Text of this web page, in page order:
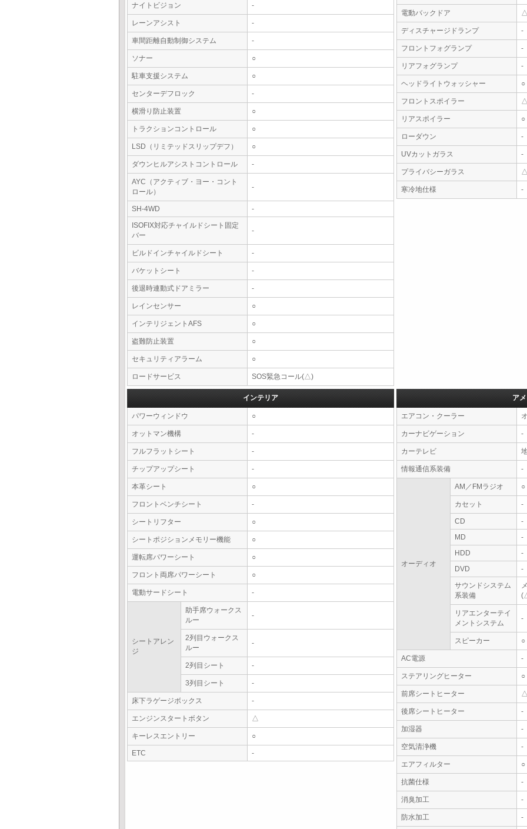
ナイトビジョン -
レーンアシスト -
車間距離自動制御システム -
ソナー ○
駐車支援システム ○
センターデフロック -
横滑り防止装置 ○
トラクションコントロール ○
LSD（リミテッドスリップデフ） ○
ダウンヒルアシストコントロール -
AYC（アクティブ・ヨー・コント
ロール）
-
SH-4WD
-
ISOFIX対応チャイルドシート固定
バー
-
ビルドインチャイルドシート -
バケットシート -
後退時連動式ドアミラー -
レインセンサー ○
インテリジェントAFS ○
盗難防止装置 ○
セキュリティアラーム ○
ロードサービス SOS緊急コール(△)
電動バックドア
ディスチャージドランプ -
フロントフォグランプ -
リアフォグランプ -
ヘッドライトウォッシャー ○
フロントスポイラー
リアスポイラー ○
ローダウン -
UVカットガラス -
プライバシーガラス
寒冷地仕様 -
インテリア
パワーウィンドウ ○
オットマン機構 -
フルフラットシート -
チップアップシート -
本革シート ○
フロントベンチシート -
シートリフター ○
シートポジションメモリー機能 ○
運転席パワーシート ○
フロント両席パワーシート ○
電動サードシート -
シートアレン
ジ
助手席ウォークス
ルー
-
2列目ウォークス
ルー
-
2列目シート -
3列目シート -
床下ラゲージボックス -
エンジンスタートボタン △
キーレスエントリー ○
ETC -
ア
エアコン・クーラー
カーナビゲーション -
カーテレビ
情報通信系装備 -
オーディオ
AM／FMラジオ ○
カセット -
CD
-
MD
-
HDD
-
DVD
-
サウンドシステム
系装備
リアエンターテイ
メントシステム
-
スピーカー ○
AC電源 -
ステアリングヒーター ○
前席シートヒーター
後席シートヒーター -
加湿器 -
空気清浄機 -
エアフィルター ○
抗菌仕様 -
消臭加工 -
防水加工 -